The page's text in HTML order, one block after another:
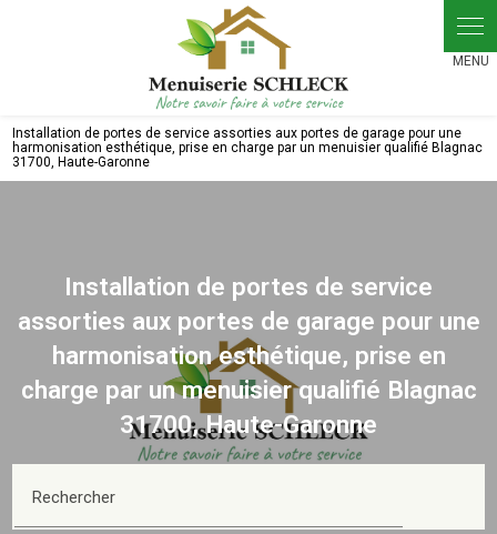
Installation de portes de service assorties aux portes de garage pour une
harmonisation esthétique, prise en charge par un menuisier qualifié Blagnac
31700, Haute-Garonne
Installation de portes de service
assorties aux portes de garage pour une
harmonisation esthétique, prise en
charge par un menuisier qualifié Blagnac
31700, Haute-Garonne
Rechercher
Panneau de gestion des cookies